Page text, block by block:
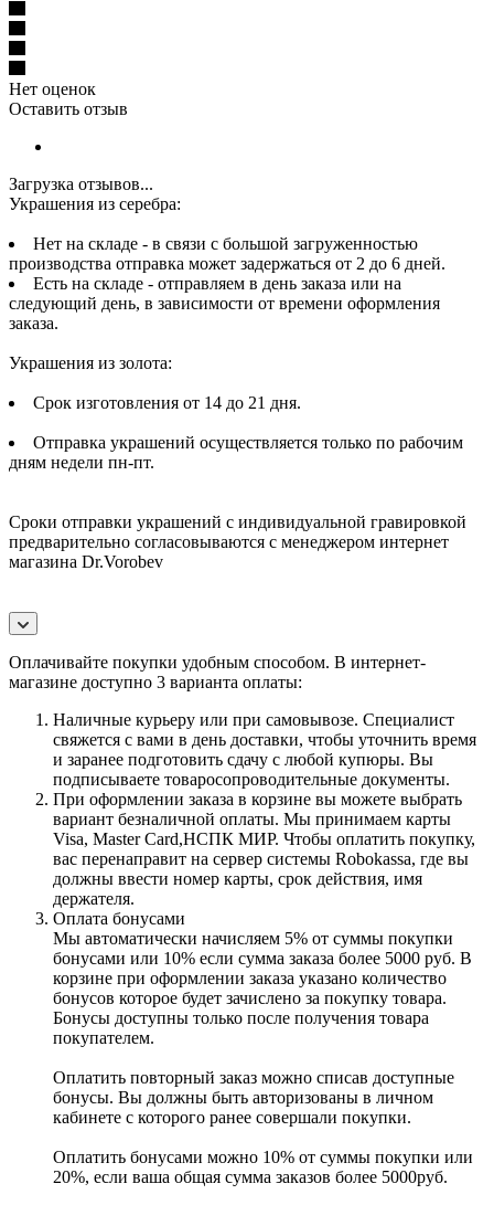
Нет оценок
Оставить отзыв
Загрузка отзывов...
Украшения из серебра:
Нет на складе - в связи с большой загруженностью
производства отправка может задержаться от 2 до 6 дней.
Есть на складе - отправляем в день заказа или на
следующий день, в зависимости от времени оформления
заказа.
Украшения из золота:
Срок изготовления от 14 до 21 дня.
Отправка украшений осуществляется только по рабочим
дням недели пн-пт.
Сроки отправки украшений с индивидуальной гравировкой
предварительно согласовываются с менеджером интернет
магазина Dr.Vorobev
Оплачивайте покупки удобным способом. В интернет-
магазине доступно 3 варианта оплаты:
Наличные курьеру или при самовывозе. Специалист
свяжется с вами в день доставки, чтобы уточнить время
и заранее подготовить сдачу с любой купюры. Вы
подписываете товаросопроводительные документы.
При оформлении заказа в корзине вы можете выбрать
вариант безналичной оплаты. Мы принимаем карты
Visa, Master Card,НСПК МИР. Чтобы оплатить покупку,
вас перенаправит на сервер системы Robokassa, где вы
должны ввести номер карты, срок действия, имя
держателя.
Оплата бонусами
Мы автоматически начисляем 5% от суммы покупки
бонусами или 10% если сумма заказа более 5000 руб. В
корзине при оформлении заказа указано количество
бонусов которое будет зачислено за покупку товара.
Бонусы доступны только после получения товара
покупателем.
Оплатить повторный заказ можно списав доступные
бонусы. Вы должны быть авторизованы в личном
кабинете с которого ранее совершали покупки.
Оплатить бонусами можно 10% от суммы покупки или
20%, если ваша общая сумма заказов более 5000руб.